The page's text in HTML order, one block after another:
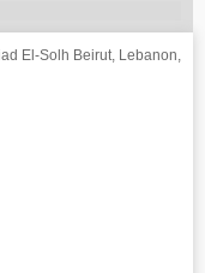
El-Solh Beirut, Lebanon,